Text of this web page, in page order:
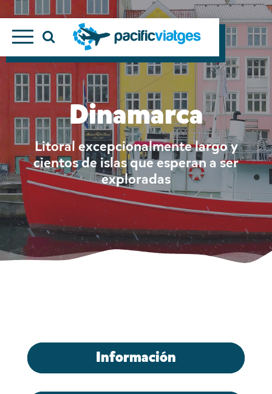
Dinamarca
Litoral excepcionalmente largo y
cientos de islas que esperan a ser
exploradas
Información